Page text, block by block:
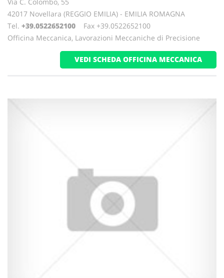
42017 Novellara (REGGIO EMILIA) - EMILIA ROMAGNA
Tel. +39.0522652100 Fax +39.0522652100
Officina Meccanica, Lavorazioni Meccaniche di Precisione
VEDI SCHEDA OFFICINA MECCANICA